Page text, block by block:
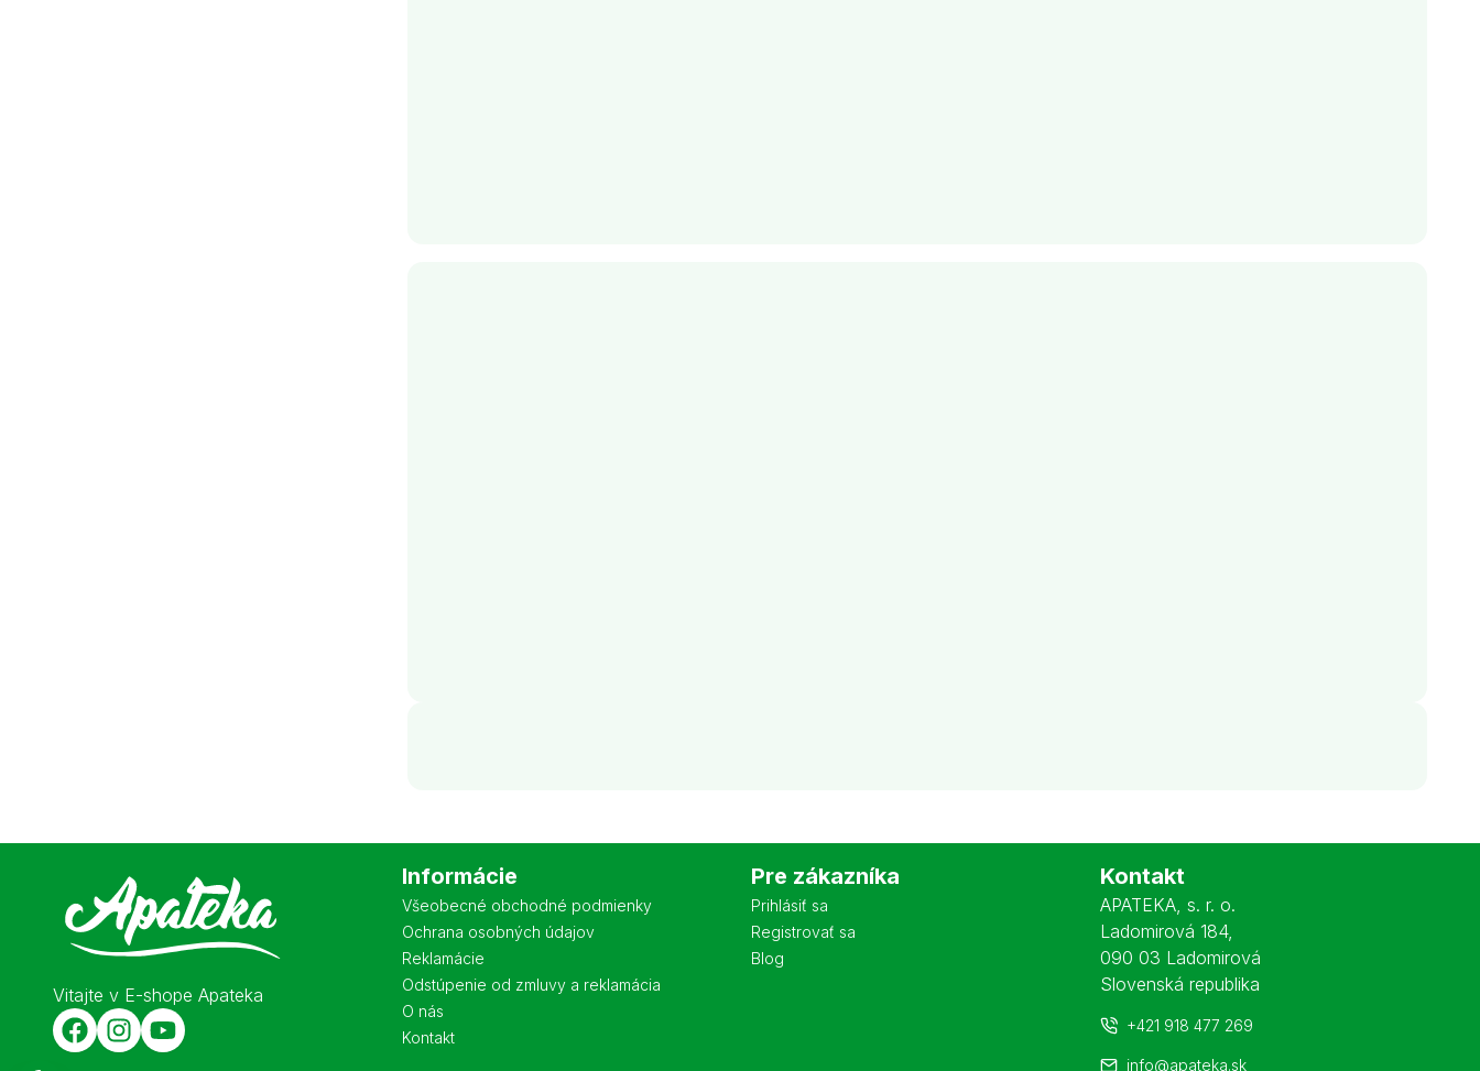
Vitajte v E-shope Apateka
Informácie
Všeobecné obchodné podmienky
Ochrana osobných údajov
Reklamácie
Odstúpenie od zmluvy a reklamácia
O nás
Kontakt
Pre zákazníka
Prihlásiť sa
Registrovať sa
Blog
Kontakt
APATEKA, s. r. o.
Ladomirová 184,
090 03 Ladomirová
Slovenská republika
+421 918 477 269
info@apateka.sk